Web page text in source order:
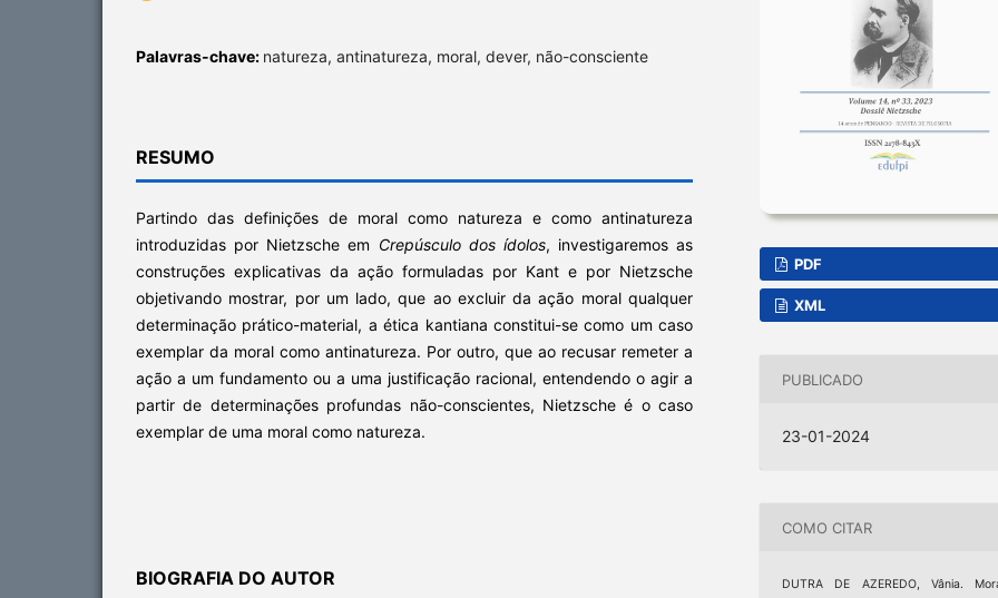
Palavras-chave: natureza, antinatureza, moral, dever, não-consciente
RESUMO
Partindo das definições de moral como natureza e como antinatureza
introduzidas por Nietzsche em Crepúsculo dos ídolos, investigaremos as
construções explicativas da ação formuladas por Kant e por Nietzsche
objetivando mostrar, por um lado, que ao excluir da ação moral qualquer
determinação prático-material, a ética kantiana constitui-se como um caso
exemplar da moral como antinatureza. Por outro, que ao recusar remeter a
ação a um fundamento ou a uma justificação racional, entendendo o agir a
partir de determinações profundas não-conscientes, Nietzsche é o caso
exemplar de uma moral como natureza.
BIOGRAFIA DO AUTOR
PDF
XML
PUBLICADO
23-01-2024
COMO CITAR
DUTRA DE AZEREDO, Vânia.